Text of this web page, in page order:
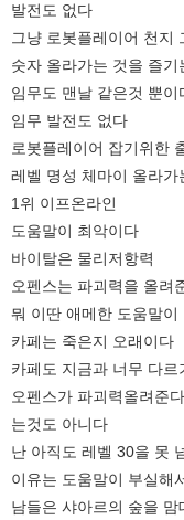
발전도 없다
그냥 로봇플레이어 천지
숫자 올라가는 것을 즐
임무도 맨날 같은것 뿐이
임무 발전도 없다
로봇플레이어 잡기위한
레벨 명성 체마이 올라
1위 이프온라인
도움말이 최악이다
바이탈은 물리저항력
오펜스는 파괴력을 올려
뭐 이딴 애메한 도움말
카페는 죽은지 오래이다
카페도 지금과 너무 다
오펜스가 파괴력올려준
는것도 아니다
난 아직도 레벨 30을 못
이유는 도움말이 부실해
남들은 샤아르의 숲을